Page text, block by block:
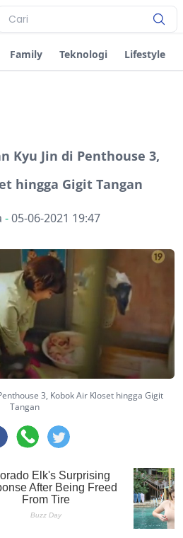
Family Teknologi Lifestyle
Kyu Jin di Penthouse 3,
hingga Gigit Tangan
-05-06-2021 19:47
3, Kobok Air Kloset hingga Gigit
Tangan